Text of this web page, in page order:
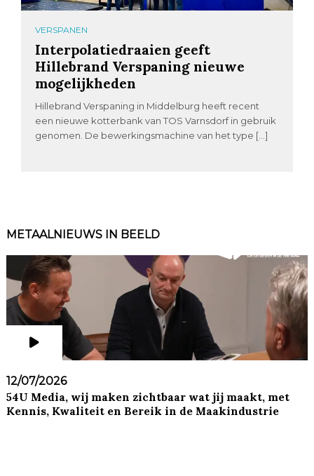
VERSPANEN
Interpolatiedraaien geeft
Hillebrand Verspaning nieuwe
mogelijkheden
Hillebrand Verspaning in Middelburg heeft recent
een nieuwe kotterbank van TOS Varnsdorf in gebruik
genomen. De bewerkingsmachine van het type […]
METAALNIEUWS IN BEELD
12/07/2026
54U Media, wij maken zichtbaar wat jij maakt, met
Kennis, Kwaliteit en Bereik in de Maakindustrie